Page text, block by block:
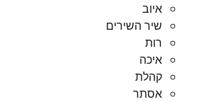
איוב
שיר השירים
רות
איכה
קהלת
אסתר